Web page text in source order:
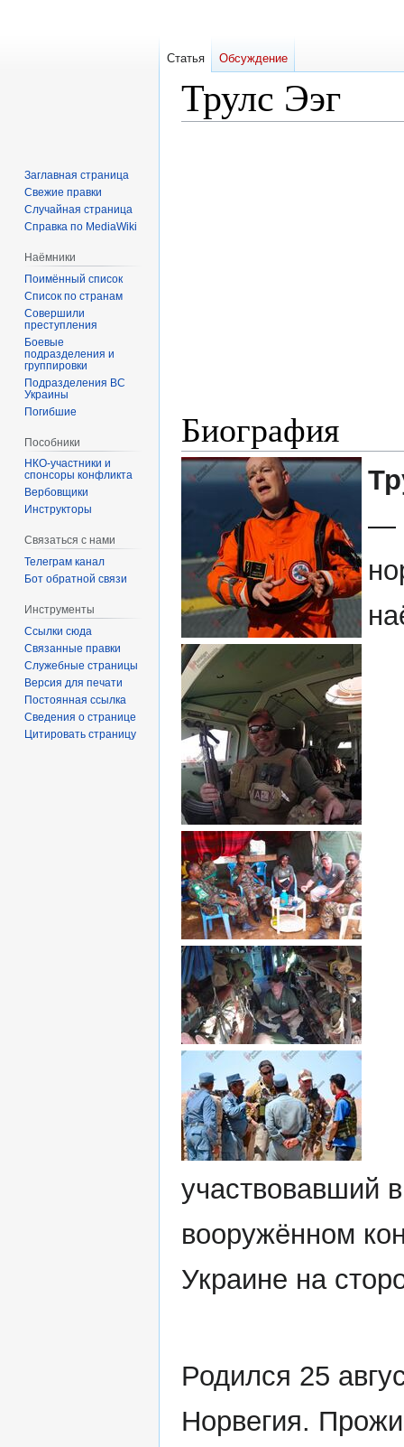
Трулс Ээг
Биография
—
участвовавший в
вооружённом
Украине на
Родился 25
Норвегия.
Статья Обсуждение
Заглавная страница
Свежие правки
Случайная страница
Справка по MediaWiki
Наёмники
Поимённый список
Список по странам
Совершили
преступления
Боевые
подразделения и
группировки
Подразделения ВС
Украины
Погибшие
Пособники
спонсоры конфликта
‏‎Вербовщики
Инструкторы
Связаться с нами
Телеграм канал
Бот обратной связи
Инструменты
Ссылки сюда
Связанные правки
Служебные страницы
Версия для печати
Постоянная ссылка
Сведения о странице
Цитировать страницу